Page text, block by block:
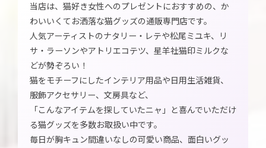
当店は、猫好き女性へのプレゼントにおすすめの、か
わいいくてお洒落な猫グッズの通販専門店です。
人気アーティストのナタリー・レテや松尾ミユキ、リ
サ・ラーソンやアトリエコテツ、星羊社猫印ミルクな
どが勢ぞろい！
猫をモチーフにしたインテリア用品や日用生活雑貨、
服飾アクセサリー、文房具など、
「こんなアイテムを探していたニャ」と喜んでいただけ
る猫グッズを多数お取扱い中です。
毎日が胸キュン間違いなしの可愛い商品、面白いグッ